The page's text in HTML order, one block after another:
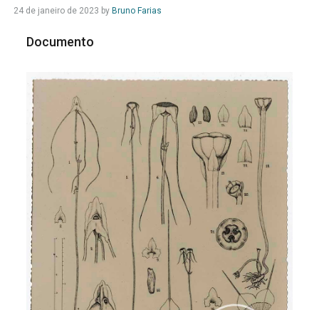
24 de janeiro de 2023 by Bruno Farias
Documento